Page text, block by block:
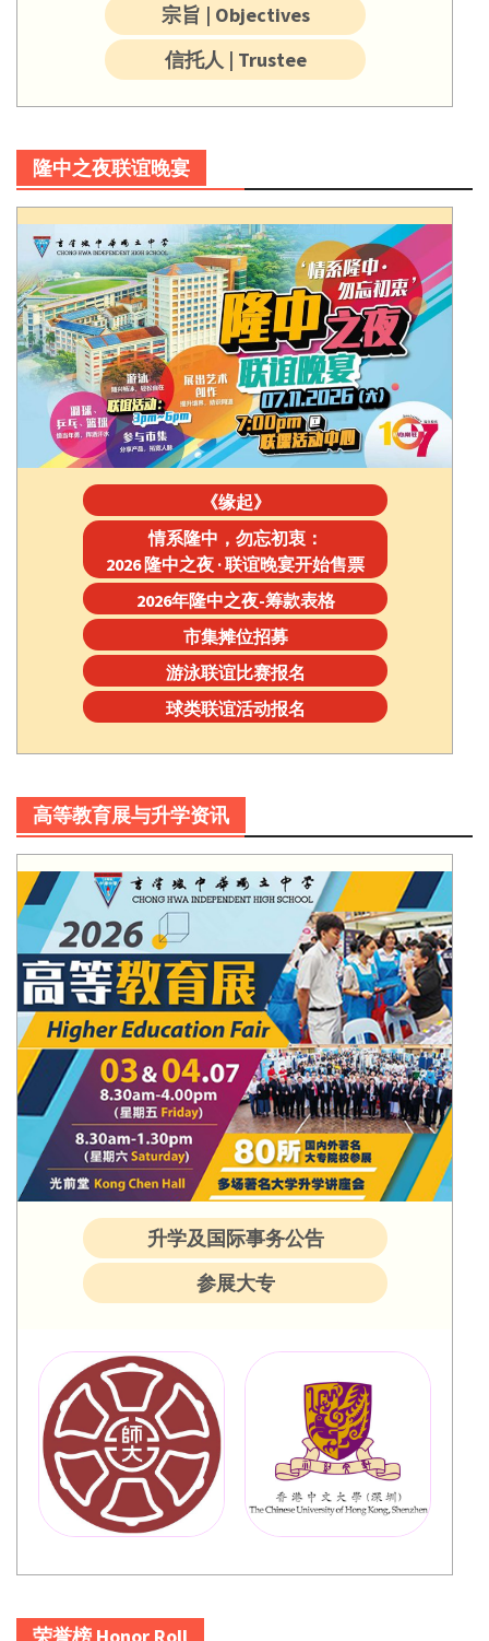
宗旨 | Objectives
信托人 | Trustee
隆中之夜联谊晚宴
《缘起》
情系隆中，勿忘初衷：
2026 隆中之夜 · 联谊晚宴开始售票
2026年隆中之夜-筹款表格
市集摊位招募
游泳联谊比赛报名
球类联谊活动报名
高等教育展与升学资讯
升学及国际事务公告
参展大专
荣誉榜 Honor Roll